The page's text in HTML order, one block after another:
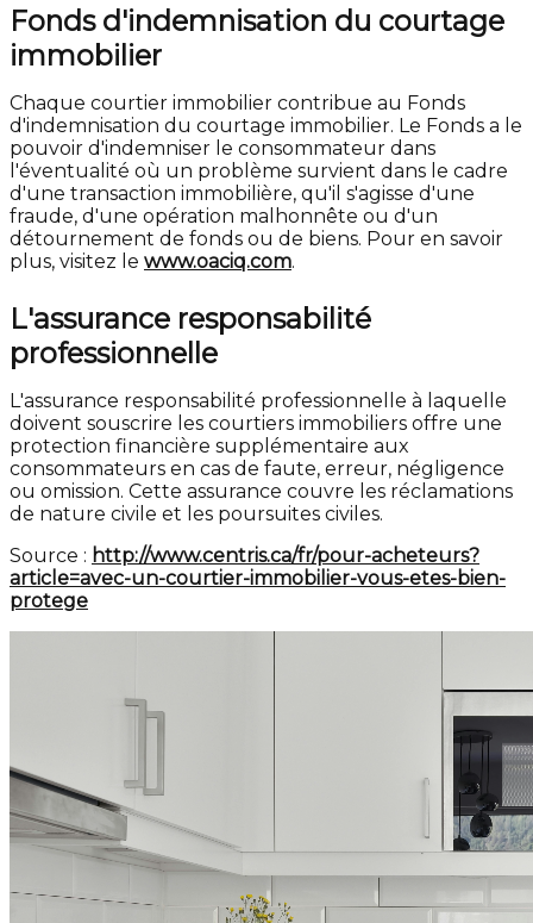
Fonds d'indemnisation du courtage
immobilier
Chaque courtier immobilier contribue au Fonds
d'indemnisation du courtage immobilier. Le Fonds a le
pouvoir d'indemniser le consommateur dans
l'éventualité où un problème survient dans le cadre
d'une transaction immobilière, qu'il s'agisse d'une
fraude, d'une opération malhonnête ou d'un
détournement de fonds ou de biens. Pour en savoir
plus, visitez le www.oaciq.com.
L'assurance responsabilité
professionnelle
L'assurance responsabilité professionnelle à laquelle
doivent souscrire les courtiers immobiliers offre une
protection financière supplémentaire aux
consommateurs en cas de faute, erreur, négligence
ou omission. Cette assurance couvre les réclamations
de nature civile et les poursuites civiles.
Source : http://www.centris.ca/fr/pour-acheteurs?
article=avec-un-courtier-immobilier-vous-etes-bien-
protege